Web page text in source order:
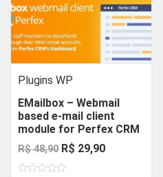
Plugins WP
EMailbox – Webmail
based e-mail client
module for Perfex CRM
R$48,90 O
preço
R$ 29,90O